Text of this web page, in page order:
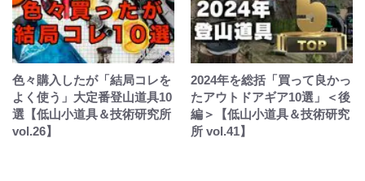
色々購入したが「結局コレを
よく使う」大定番登山道具10
選【低山小道具＆技術研究所
vol.26】
2024年を総括「買って良かっ
たアウトドアギア10選」＜後
編＞【低山小道具＆技術研究
所 vol.41】